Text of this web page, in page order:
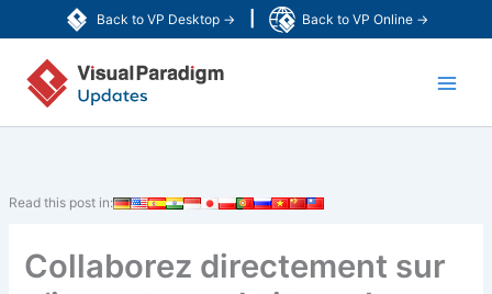
Back to VP Desktop → Back to VP Online →
au
contenu
Read this post in:
Collaborez directement sur